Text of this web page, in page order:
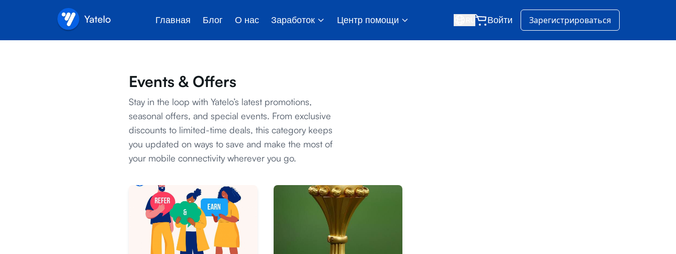
Главная Блог О нас Заработок Центр помощи Войти Зарегистрироваться
Events & Offers
Stay in the loop with Yatelo’s latest promotions,
seasonal offers, and special events. From exclusive
discounts to limited-time deals, this category keeps
you updated on ways to save and make the most of
your mobile connectivity wherever you go.